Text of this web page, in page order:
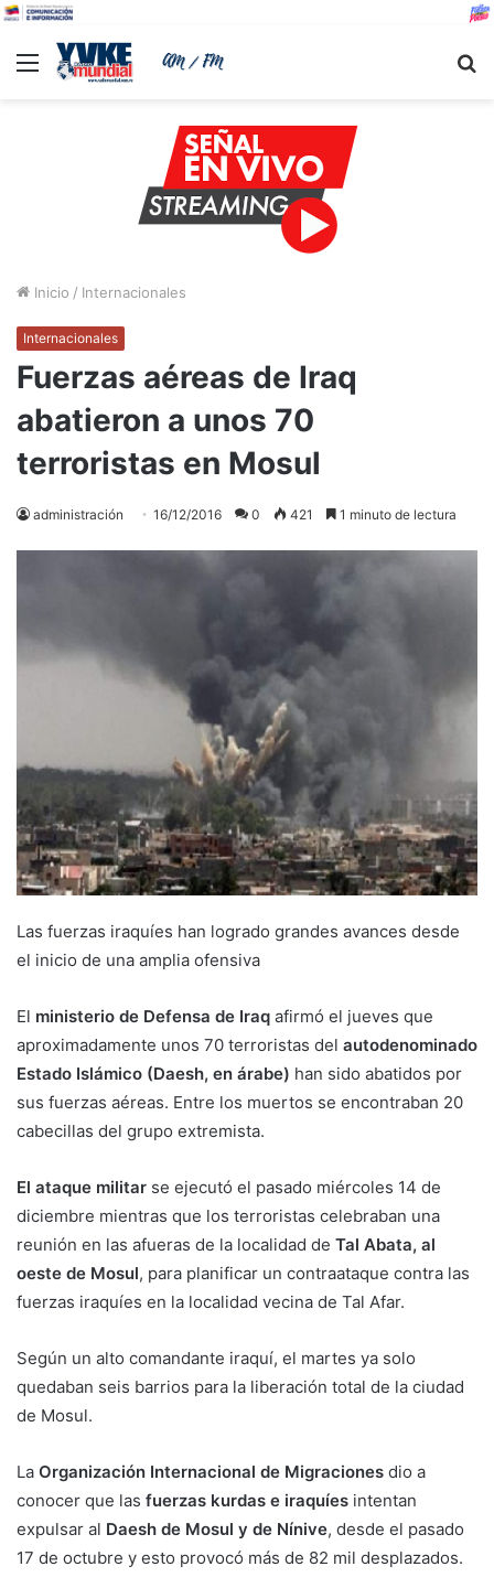
Menu
Inicio / Internacionales
Internacionales
Fuerzas aéreas de Iraq
abatieron a unos 70
terroristas en Mosul
administración 16/12/2016 0 421 1 minuto de lectura
Las fuerzas iraquíes han logrado grandes avances desde
el inicio de una amplia ofensiva
El ministerio de Defensa de Iraq afirmó el jueves que
aproximadamente unos 70 terroristas del autodenominado
Estado Islámico (Daesh, en árabe) han sido abatidos por
sus fuerzas aéreas. Entre los muertos se encontraban 20
cabecillas del grupo extremista.
El ataque militar se ejecutó el pasado miércoles 14 de
diciembre mientras que los terroristas celebraban una
reunión en las afueras de la localidad de Tal Abata, al
oeste de Mosul, para planificar un contraataque contra las
fuerzas iraquíes en la localidad vecina de Tal Afar.
Según un alto comandante iraquí, el martes ya solo
quedaban seis barrios para la liberación total de la ciudad
de Mosul.
La Organización Internacional de Migraciones dio a
conocer que las fuerzas kurdas e iraquíes intentan
expulsar al Daesh de Mosul y de Nínive, desde el pasado
17 de octubre y esto provocó más de 82 mil desplazados.